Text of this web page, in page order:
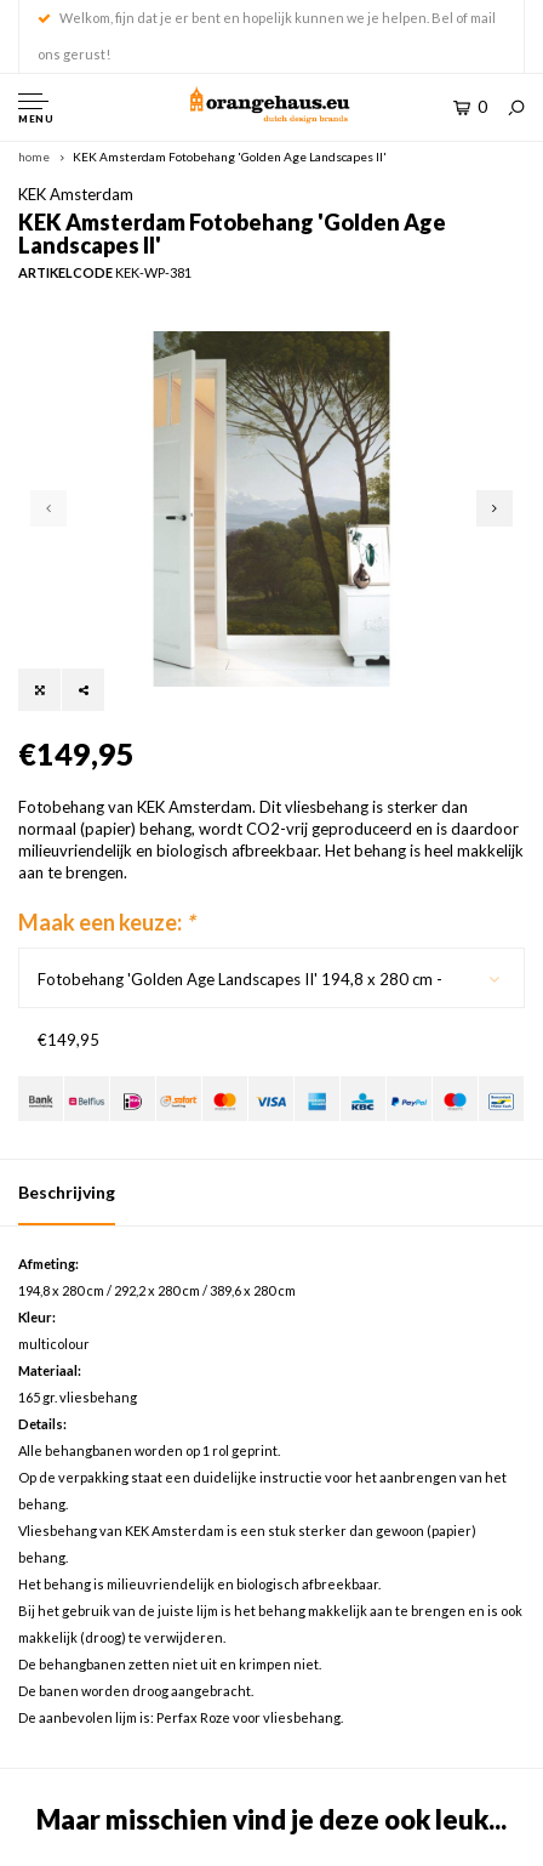
Welkom, fijn dat je er bent en hopelijk kunnen we je helpen. Bel of mail
ons gerust!
MENU
0
home KEK Amsterdam Fotobehang 'Golden Age Landscapes II'
KEK Amsterdam
KEK Amsterdam Fotobehang 'Golden Age
Landscapes II'
ARTIKELCODEKEK-WP-381
€149,95
Fotobehang van KEK Amsterdam. Dit vliesbehang is sterker dan
normaal (papier) behang, wordt CO2-vrij geproduceerd en is daardoor
milieuvriendelijk en biologisch afbreekbaar. Het behang is heel makkelijk
aan te brengen.
Maak een keuze: *
Fotobehang 'Golden Age Landscapes II' 194,8 x 280 cm -
€149,95
Beschrijving
Afmeting:
194,8 x 280 cm / 292,2 x 280 cm / 389,6 x 280 cm
Kleur:
multicolour
Materiaal:
165 gr. vliesbehang
Details:
Alle behangbanen worden op 1 rol geprint.
Op de verpakking staat een duidelijke instructie voor het aanbrengen van het
behang.
Vliesbehang van KEK Amsterdam is een stuk sterker dan gewoon (papier)
behang.
Het behang is milieuvriendelijk en biologisch afbreekbaar.
Bij het gebruik van de juiste lijm is het behang makkelijk aan te brengen en is ook
makkelijk (droog) te verwijderen.
De behangbanen zetten niet uit en krimpen niet.
De banen worden droog aangebracht.
De aanbevolen lijm is: Perfax Roze voor vliesbehang.
Maar misschien vind je deze ook leuk...